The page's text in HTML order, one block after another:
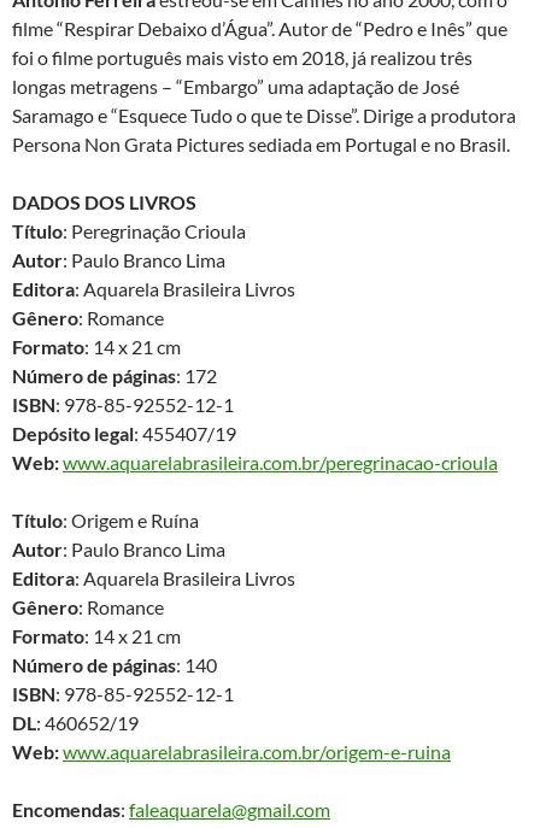
filme “Respirar Debaixo d’Água”. Autor de “Pedro e Inês” que
foi o filme português mais visto em 2018, já realizou três
longas metragens – “Embargo” uma adaptação de José
Saramago e “Esquece Tudo o que te Disse”. Dirige a produtora
Persona Non Grata Pictures sediada em Portugal e no Brasil.
DADOS DOS LIVROS
Título: Peregrinação Crioula
Autor: Paulo Branco Lima
Editora: Aquarela Brasileira Livros
Gênero: Romance
Formato: 14 x 21 cm
Número de páginas: 172
ISBN: 978-85-92552-12-1
Depósito legal: 455407/19
Web:www.aquarelabrasileira.com.br/peregrinacao-crioula
Título: Origem e Ruína
Autor: Paulo Branco Lima
Editora: Aquarela Brasileira Livros
Gênero: Romance
Formato: 14 x 21 cm
Número de páginas: 140
ISBN: 978-85-92552-12-1
DL: 460652/19
Web:www.aquarelabrasileira.com.br/origem-e-ruina
Encomendas: faleaquarela@gmail.com